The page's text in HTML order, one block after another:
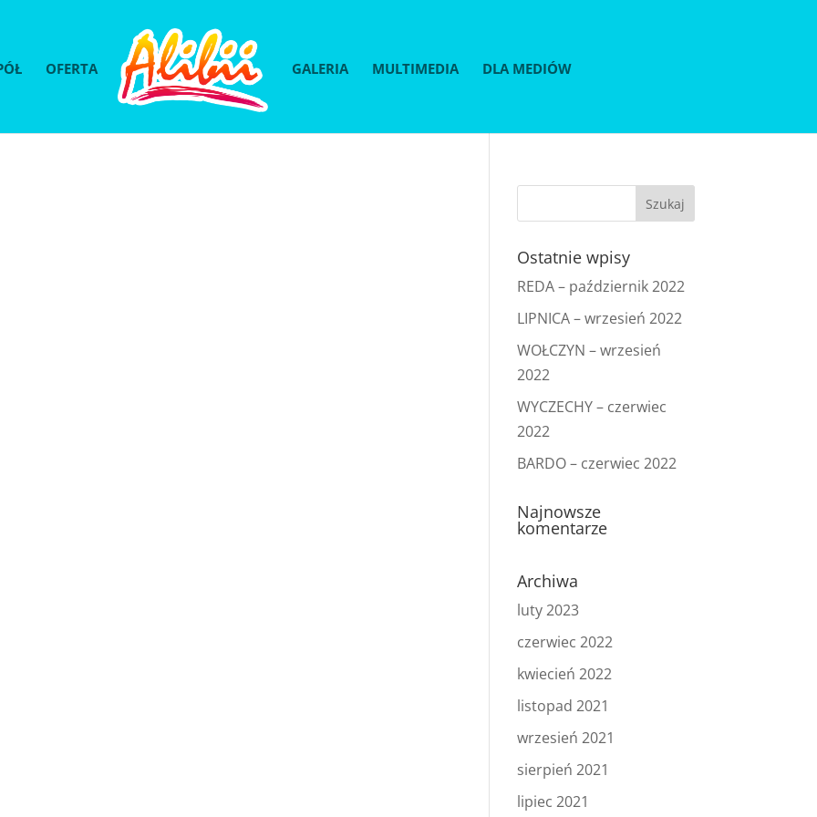
OFERTA GALERIA MULTIMEDIA DLA MEDIÓW
Ostatnie wpisy
REDA – październik 2022
LIPNICA – wrzesień 2022
WOŁCZYN – wrzesień
2022
WYCZECHY – czerwiec
2022
BARDO – czerwiec 2022
Najnowsze
komentarze
Archiwa
luty 2023
czerwiec 2022
kwiecień 2022
listopad 2021
wrzesień 2021
sierpień 2021
lipiec 2021